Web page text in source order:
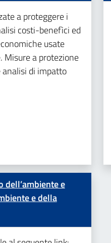
a proteggere i
costi-benefìci ed
usate
Misure a protezione
analisi di impatto
dell’ambiente e
e della